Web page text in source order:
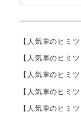
【人気車のヒミ
【人気車のヒミ
【人気車のヒミ
【人気車のヒミ
【人気車のヒミ